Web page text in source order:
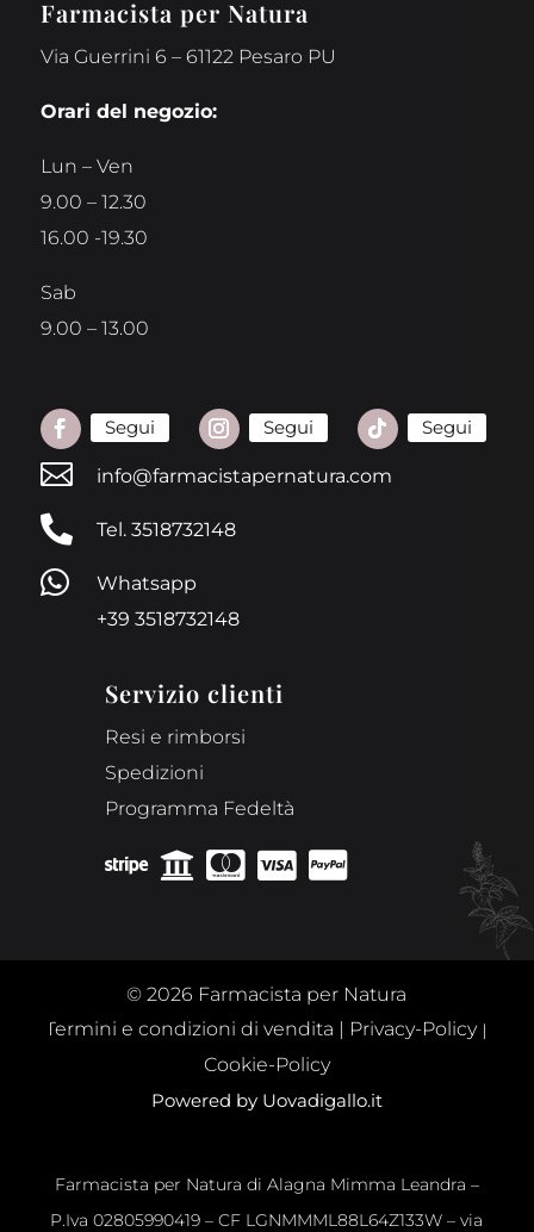
Farmacista per Natura
Via Guerrini 6 – 61122 Pesaro PU
Orari del negozio:
Lun – Ven
9.00 – 12.30
16.00 -19.30
Sab
9.00 – 13.00
Segui Segui Segui
 info@farmacistapernatura.com
 Tel. 3518732148

Whatsapp
+39 3518732148
Servizio clienti
Resi e rimborsi
Spedizioni
Programma Fedeltà
    
© 2026 Farmacista per Natura
Termini e condizioni di vendita | Privacy-Policy|
Cookie-Policy
Powered by Uovadigallo.it
Farmacista per Natura di Alagna Mimma Leandra –
P.Iva 02805990419 – CF LGNMMML88L64Z133W – via